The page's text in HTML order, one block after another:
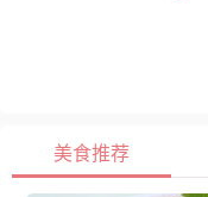
美食推荐